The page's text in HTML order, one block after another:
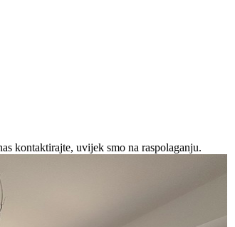
kontaktirajte, uvijek smo na raspolaganju.